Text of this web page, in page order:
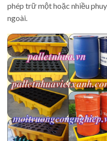
phép trữ một hoặc nhiều
ngoài.